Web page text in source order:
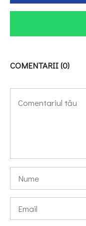
COMENTARII (0)